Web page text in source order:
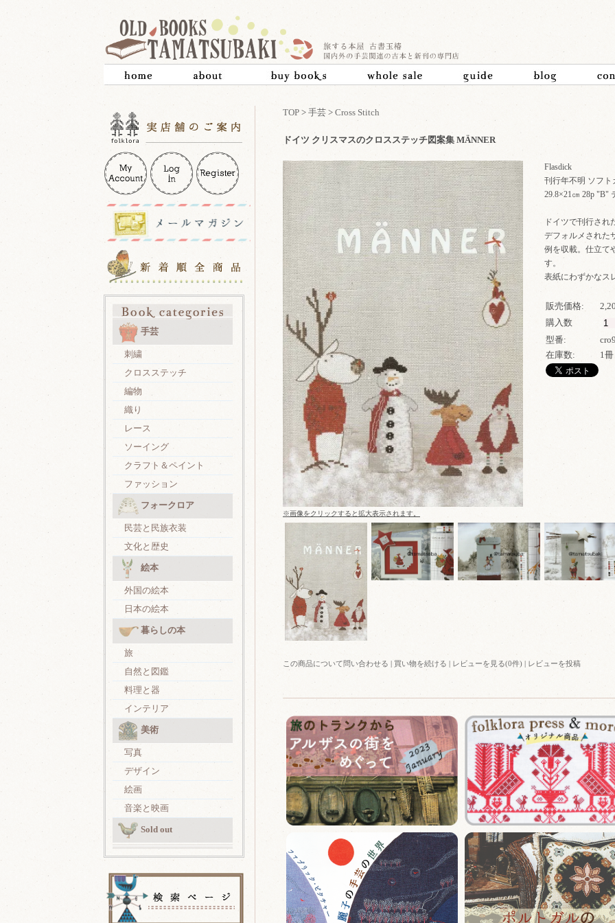
手芸
刺繍
クロスステッチ
編物
織り
レース
ソーイング
クラフト＆ペイント
ファッション
フォークロア
民芸と民族衣装
文化と歴史
絵本
外国の絵本
日本の絵本
暮らしの本
旅
自然と図鑑
料理と器
インテリア
美術
写真
デザイン
絵画
音楽と映画
Sold out
TOP > 手芸 > Cross Stitch
ドイツ クリスマスのクロスステッチ図案集 MÄNNER
Flasdick
刊行年不明 ソフト
29.8×21㎝ 28p "B"
ドイツで刊行され
デフォルメされた
例を収載。仕立て
す。
表紙にわずかなス
販売価格:
購入数
型番:
在庫数:
1冊
※画像をクリックすると拡大表示されます。
この商品について問い合わせる 買い物を続ける レビューを見る(0件) レビューを投稿